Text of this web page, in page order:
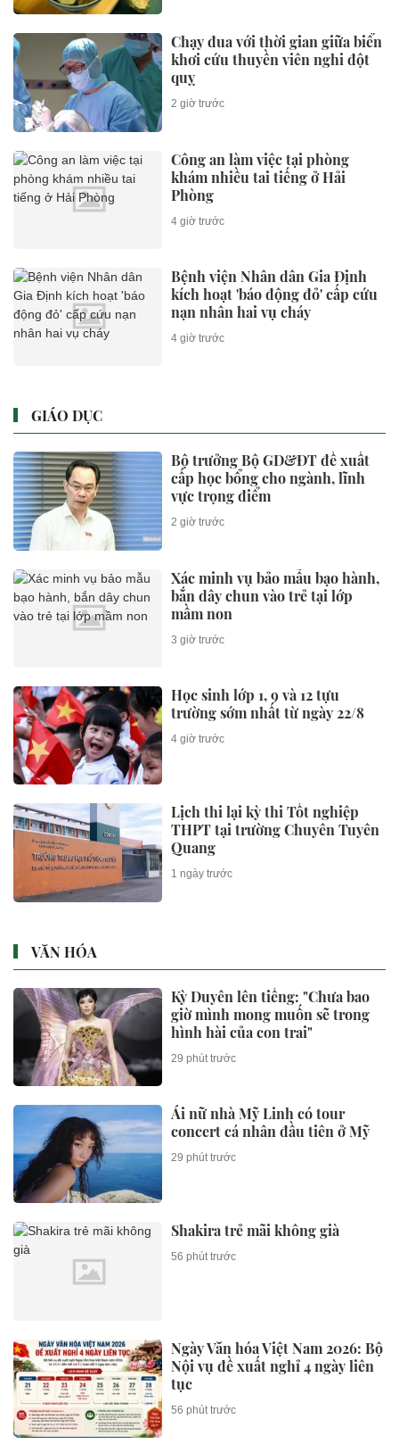
Chạy đua với thời gian giữa biển
khơi cứu thuyền viên nghi đột
quỵ
2 giờ trước
Công an làm việc tại phòng
khám nhiều tai tiếng ở Hải
Phòng
4 giờ trước
Bệnh viện Nhân dân Gia Định
kích hoạt 'báo động đỏ' cấp cứu
nạn nhân hai vụ cháy
4 giờ trước
GIÁO DỤC
Bộ trưởng Bộ GD&ĐT đề xuất
cấp học bổng cho ngành, lĩnh
vực trọng điểm
2 giờ trước
Xác minh vụ bảo mẫu bạo hành,
bắn dây chun vào trẻ tại lớp
mầm non
3 giờ trước
Học sinh lớp 1, 9 và 12 tựu
trường sớm nhất từ ngày 22/8
4 giờ trước
Lịch thi lại kỳ thi Tốt nghiệp
THPT tại trường Chuyên Tuyên
Quang
1 ngày trước
VĂN HÓA
Kỳ Duyên lên tiếng: "Chưa bao
giờ mình mong muốn sẽ trong
hình hài của con trai"
29 phút trước
Ái nữ nhà Mỹ Linh có tour
concert cá nhân đầu tiên ở Mỹ
29 phút trước
Shakira trẻ mãi không già
56 phút trước
Ngày Văn hóa Việt Nam 2026: Bộ
Nội vụ đề xuất nghỉ 4 ngày liên
tục
56 phút trước